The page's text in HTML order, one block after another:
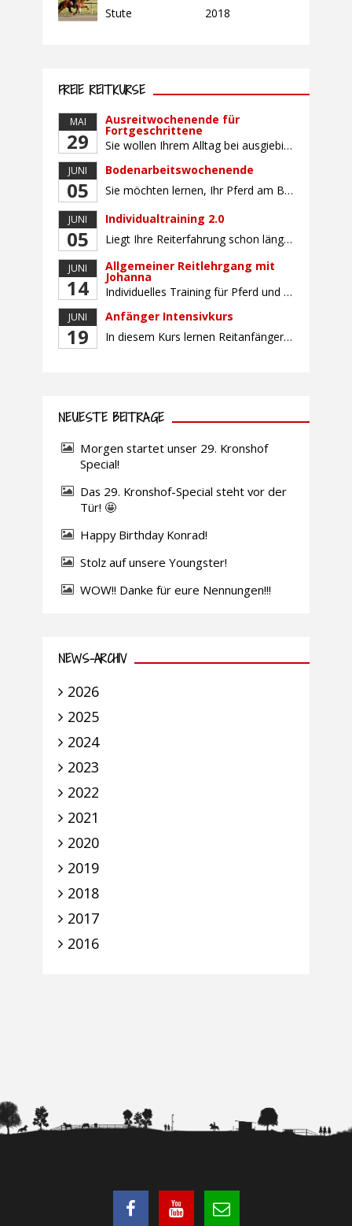
Stute
2018
FREIE REITKURSE
MAI
29
Ausreitwochenende für
Fortgeschrittene
Sie wollen Ihrem Alltag bei ausgiebigen Ritten durch unser wunderschönes Gelände entfliehen? Dann ist das Ausreitwochenende genau das Richtige. Geübte und sichere Reiter und Reiterinnen genießen die herrliche Natur unter erfahrener Rittführung. Teilnahme mit Leih- oder eigenem Pferd möglich. Mindestteilnehmerzahl: 5 Personen
JUNI
05
Bodenarbeitswochenende
Sie möchten lernen, Ihr Pferd am Boden gezielt zu gymnastizieren und durch feine Kommunikation zu führen? Dieser Kurs vermittelt, wie gezieltes und korrektes Longieren zur gymnastizierenden Arbeit mit dem Pferd beitragen. Wir arbeiten mit Hilfe eines Kappzaums – ohne Ausbinder oder andere Hilfszügel. Im Mittelpunkt stehen feine Kommunikation, klare Körpersprache und präzise Hilfengebung mit dem […]
JUNI
05
Individualtraining 2.0
Liegt Ihre Reiterfahrung schon länger zurück oder fühlen Sie sich noch nicht richtig fit? Oder sind Sie bereits ein sicherer Reiter und freuen sich auf weiterführenden Unterricht? Training für Reiter:innen mit unterschiedlicher Reiterfahrung, auf die Wünsche und Kenntnisse des Einzelnen abgestimmt. Ein abwechslungsreiches Programm mit individuellem Reitunterricht und für Fortgeschrittene auch mit Gangtraining findet in […]
JUNI
14
Allgemeiner Reitlehrgang mit
Johanna
Individuelles Training für Pferd und Reiter, auf die Bedürfnisse und Wünsche des Einzelnen abgestimmt. Der Reitunterricht findet in Zweiergruppen statt. Profitieren Sie von dem großen Erfahrungsschatz unserer Reitlehrerin Johanna Beuk. Sie ist erfolgreich auf nationaler und internationaler Ebene mit unterschiedlichsten Pferden im Sport unterwegs und verfügt über langjährige Erfahrung bei der Ausbildung von Pferd und […]
JUNI
19
Anfänger Intensivkurs
In diesem Kurs lernen Reitanfänger:innen sowie unsichere Reiter:innen den sicheren und respektvollen Umgang mit dem Pferd. Ohne Stress und Angst werden Ihnen mit unserer bewährten Methode Schritt für Schritt Grundlagen wie Putzen, Satteln, Aufsteigen und erste Reitübungen im Schritt und ggf. Trab vermittelt. Sie werden bei allen Tätigkeiten rund ums Pferd von unseren erfahrenen Reitlehrern […]
NEUESTE BEITRÄGE
Morgen startet unser 29. Kronshof
Special!
Das 29. Kronshof-Special steht vor der
Tür! 🤩
Happy Birthday Konrad!
Stolz auf unsere Youngster!
WOW!! Danke für eure Nennungen!!!
NEWS-ARCHIV
2026
2025
2024
2023
2022
2021
2020
2019
2018
2017
2016